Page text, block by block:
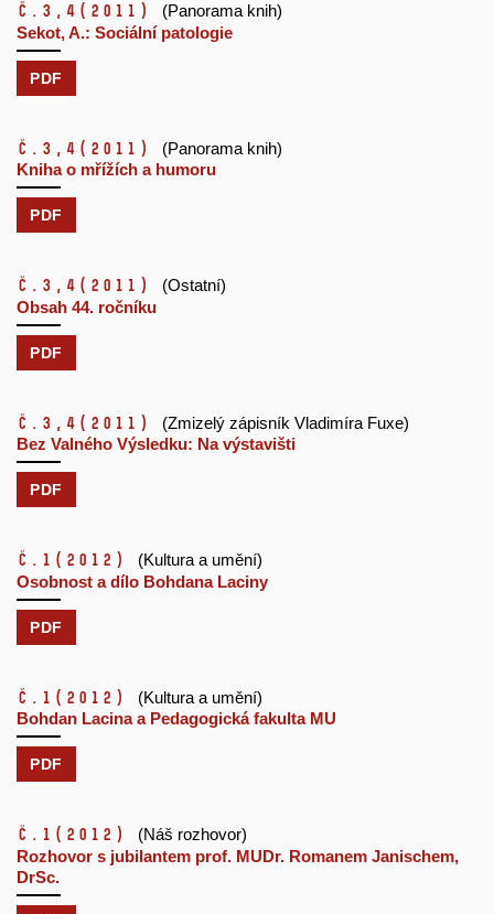
č.3,4 (2011)
(Panorama knih)
Sekot, A.: Sociální patologie
PDF
č.3,4 (2011)
(Panorama knih)
Kniha o mřížích a humoru
PDF
č.3,4 (2011)
(Ostatní)
Obsah 44. ročníku
PDF
č.3,4 (2011)
(Zmizelý zápisník Vladimíra Fuxe)
Bez Valného Výsledku: Na výstavišti
PDF
č.1 (2012)
(Kultura a umění)
Osobnost a dílo Bohdana Laciny
PDF
č.1 (2012)
(Kultura a umění)
Bohdan Lacina a Pedagogická fakulta MU
PDF
č.1 (2012)
(Náš rozhovor)
Rozhovor s jubilantem prof. MUDr. Romanem Janischem,
DrSc.